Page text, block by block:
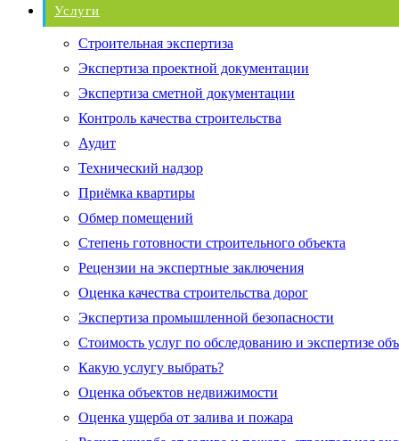
Услуги
Строительная экспертиза
Экспертиза проектной документации
Экспертиза сметной документации
Контроль качества строительства
Аудит
Технический надзор
Приёмка квартиры
Обмер помещений
Степень готовности строительного объекта
Рецензии на экспертные заключения
Оценка качества строительства дорог
Экспертиза промышленной безопасности
Стоимость услуг по обследованию и экспертизе
Какую услугу выбрать?
Оценка объектов недвижимости
Оценка ущерба от залива и пожара